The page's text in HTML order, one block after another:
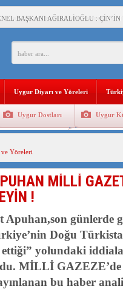
BAŞKANI AĞIRALİOĞLU :
UYGULAMALARI
YARAMIZ : ÇİN İŞGALİNDEKİ
ÖVEN DİYANET
JİANG’İN TRABZON
SULTANI
BAŞKANI : TEMMUZ AYI,DOĞU
Uygur Diyarı ve Yöreleri
Uygur Dostları Uygur
Yöreleri
MİLLİ
!
Apuhan,son günlerde
Doğu
yolundaki
MİLLİ
bu haber